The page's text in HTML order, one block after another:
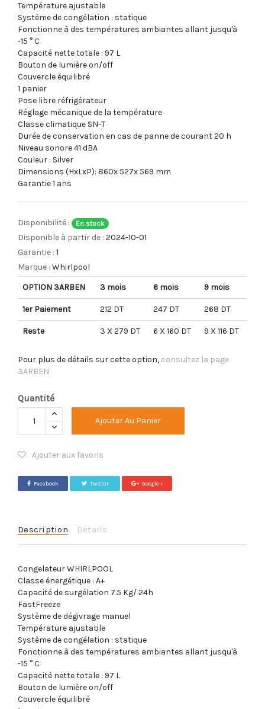
Température ajustable
Système de congélation : statique
Fonctionne à des températures ambiantes allant jusqu'à
-15 ° C
Capacité nette totale : 97 L
Bouton de lumière on/off
Couvercle équilibré
1 panier
Pose libre réfrigérateur
Réglage mécanique de la température
Classe climatique SN-T
Durée de conservation en cas de panne de courant 20 h
Niveau sonore 41 dBA
Couleur : Silver
Dimensions (HxLxP): 860x 527x 569 mm
Garantie 1 ans
Disponibilité : En stock
Disponible à partir de : 2024-10-01
Garantie : 1
Marque : Whirlpool
OPTION 3ARBEN
3 mois 6 mois 9 mois
1er Paiement 212 DT 247 DT 268 DT
Reste 3 X 279 DT 6 X 160 DT 9 X 116 DT
Pour plus de détails sur cette option, consultez la page
3ARBEN
Quantité
Ajouter Au Panier
Ajouter aux favoris
Facebook Twitter Google +
Description Détails
Congelateur WHIRLPOOL
Classe énergétique : A+
Capacité de surgélation 7.5 Kg/ 24h
FastFreeze
Système de dégivrage manuel
Température ajustable
Système de congélation : statique
Fonctionne à des températures ambiantes allant jusqu'à
-15 ° C
Capacité nette totale : 97 L
Bouton de lumière on/off
Couvercle équilibré